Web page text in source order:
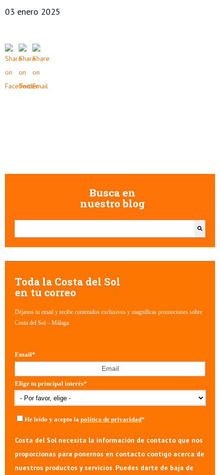
03 enero 2025
Busca en
nuestro blog
Esto es un campo de búsqueda con una función de texto predictivo.
Toda la Costa del Sol
en tu correo
Déjanos tu email y recibe contenidos exclusivos y magníficas promociones sobre
Costa del Sol – Málaga.
Email*
Elige tu principal interés*
He leído y acepto la política de privacidad*
Costa del Sol necesita la información de contacto que nos
proporcionas para ponernos en contacto contigo acerca de
nuestros productos y servicios. Puedes darte de baja de